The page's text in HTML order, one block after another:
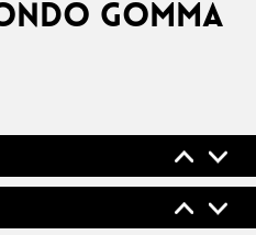
GOMMA